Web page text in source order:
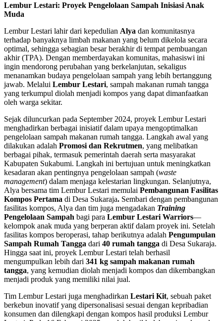
Lembur Lestari: Proyek Pengelolaan Sampah Inisiasi Anak
Muda
Lembur Lestari lahir dari kepedulian Alya dan komunitasnya
terhadap banyaknya limbah makanan yang belum dikelola secara
optimal, sehingga sebagian besar berakhir di tempat pembuangan
akhir (TPA). Dengan memberdayakan komunitas, mahasiswi ini
ingin mendorong perubahan yang berkelanjutan, sekaligus
menanamkan budaya pengelolaan sampah yang lebih bertanggung
jawab. Melalui Lembur Lestari, sampah makanan rumah tangga
yang terkumpul diolah menjadi kompos yang dapat dimanfaatkan
oleh warga sekitar.
Sejak diluncurkan pada September 2024, proyek Lembur Lestari
menghadirkan berbagai inisiatif dalam upaya mengoptimalkan
pengelolaan sampah makanan rumah tangga. Langkah awal yang
dilakukan adalah Promosi dan Rekrutmen, yang melibatkan
berbagai pihak, termasuk pemerintah daerah serta masyarakat
Kabupaten Sukabumi. Langkah ini bertujuan untuk meningkatkan
kesadaran akan pentingnya pengelolaan sampah (waste
management) dalam menjaga kelestarian lingkungan. Selanjutnya,
Alya bersama tim Lembur Lestari memulai Pembangunan Fasilitas
Kompos Pertama di Desa Sukaraja. Sembari dengan pembangunan
fasilitas kompos, Alya dan tim juga mengadakan Training
Pengelolaan Sampah bagi para Lembur Lestari Warriors—
kelompok anak muda yang berperan aktif dalam proyek ini. Setelah
fasilitas kompos beroperasi, tahap berikutnya adalah Pengumpulan
Sampah Rumah Tangga dari 40 rumah tangga di Desa Sukaraja.
Hingga saat ini, proyek Lembur Lestari telah berhasil
mengumpulkan lebih dari 341 kg sampah makanan rumah
tangga, yang kemudian diolah menjadi kompos dan dikembangkan
menjadi produk yang memiliki nilai jual.
Tim Lembur Lestari juga menghadirkan Lestari Kit, sebuah paket
berkebun inovatif yang dipersonalisasi sesuai dengan kepribadian
konsumen dan dilengkapi dengan kompos hasil produksi Lembur